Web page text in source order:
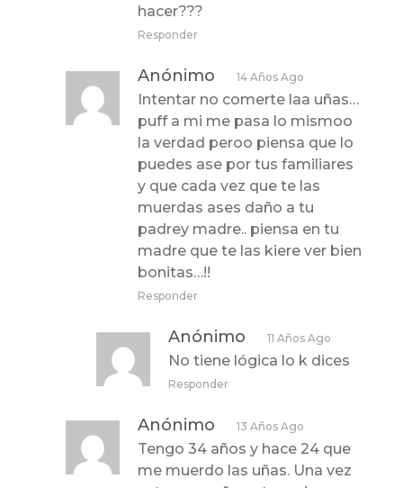
hacer???
Responder
Anónimo 14 Años Ago
Intentar no comerte laa uñas…
puff a mi me pasa lo mismoo
la verdad peroo piensa que lo
puedes ase por tus familiares
y que cada vez que te las
muerdas ases daño a tu
padrey madre.. piensa en tu
madre que te las kiere ver bien
bonitas…!!
Responder
Anónimo 11 Años Ago
No tiene lógica lo k dices
Responder
Anónimo 13 Años Ago
Tengo 34 años y hace 24 que
me muerdo las uñas. Una vez